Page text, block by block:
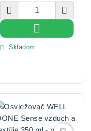
 

 Skladom